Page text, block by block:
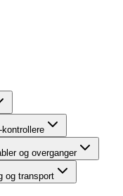
kontrollere
og overganger
og transport